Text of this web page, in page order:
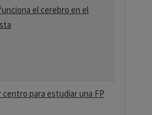
el cerebro en el
centro para estudiar una FP